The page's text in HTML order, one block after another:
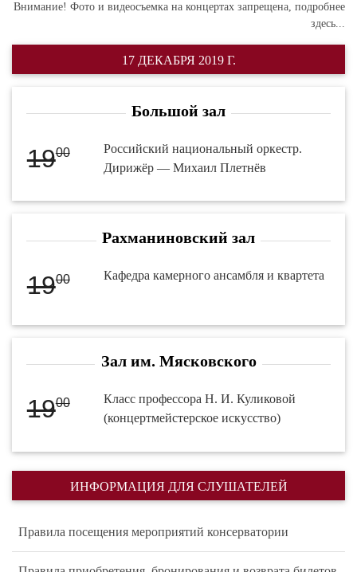
Внимание! Фото и видеосъемка на концертах запрещена, подробнее
здесь...
17 ДЕКАБРЯ 2019 Г.
Большой зал
1900
Российский национальный оркестр.
Дирижёр — Михаил Плетнёв
Рахманиновский зал
1900 Кафедра камерного ансамбля и квартета
Зал им. Мясковского
1900
Класс профессора Н. И. Куликовой
(концертмейстерское искусство)
ИНФОРМАЦИЯ ДЛЯ СЛУШАТЕЛЕЙ
Правила посещения мероприятий консерватории